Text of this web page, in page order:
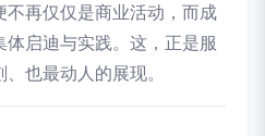
再仅仅是商业活动，而成
启迪与实践。这，正是服
也最动人的展现。